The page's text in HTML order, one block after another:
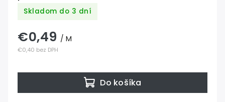
Skladom do 3 dní
€0,40 bez DPH
€0,49 / M
Do košíka